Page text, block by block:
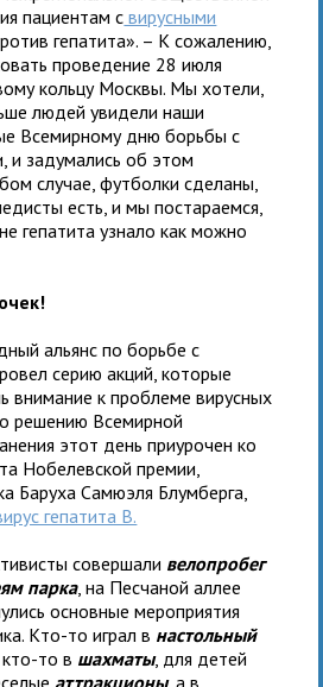
пациентам с вирусными
гепатита». – К сожалению,
проведение 28 июля
кольцу Москвы. Мы хотели,
людей увидели наши
Всемирному дню борьбы с
и задумались об этом
случае, футболки сделаны,
есть, и мы постараемся,
гепатита узнало как можно
альянс по борьбе с
серию акций, которые
внимание к проблеме вирусных
решению Всемирной
этот день приурочен ко
Нобелевской премии,
Баруха Самюэля Блумберга,
гепатита В.
совершали велопробег
парка, на Песчаной аллее
основные мероприятия
Кто-то играл в настольный
кто-то в шахматы, для детей
аттракционы, а в